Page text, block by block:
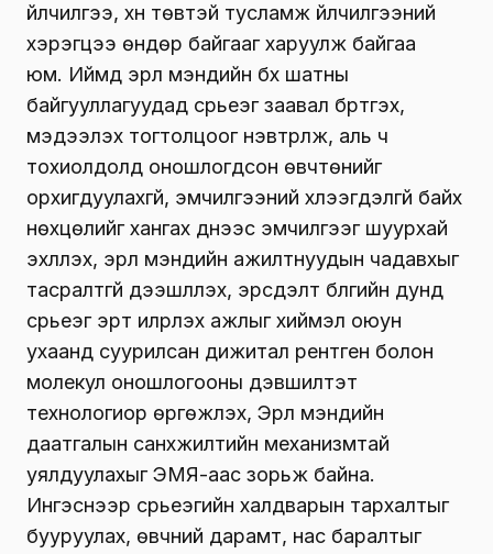
үйлчилгээ, хүн төвтэй тусламж үйлчилгээний
хэрэгцээ өндөр байгааг харуулж байгаа
юм. Иймд эрүүл мэндийн бүх шатны
байгууллагуудад сүрьеэг заавал бүртгэх,
мэдээлэх тогтолцоог нэвтрүүлж, аль ч
тохиолдолд оношлогдсон өвчтөнийг
орхигдуулахгүй, эмчилгээний хүлээгдэлгүй байх
нөхцөлийг хангах үүднээс эмчилгээг шуурхай
эхлүүлэх, эрүүл мэндийн ажилтнуудын чадавхыг
тасралтгүй дээшлүүлэх, эрсдэлт бүлгийн дунд
сүрьеэг эрт илрүүлэх ажлыг хиймэл оюун
ухаанд суурилсан дижитал рентген болон
молекул оношлогооны дэвшилтэт
технологиор өргөжүүлэх, Эрүүл мэндийн
даатгалын санхүүжилтийн механизмтай
уялдуулахыг ЭМЯ-аас зорьж байна.
Ингэснээр сүрьеэгийн халдварын тархалтыг
бууруулах, өвчний дарамт, нас баралтыг